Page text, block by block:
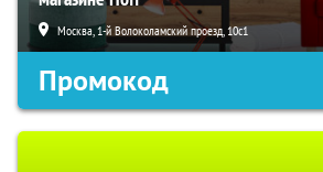
Москва, 1-й Волоколамский проезд, 10с1
Промокод